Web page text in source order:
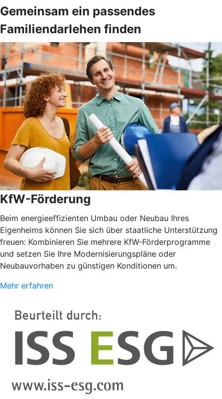
Gemeinsam ein passendes
Familiendarlehen finden
KfW-Förderung
Beim energieeffizienten Umbau oder Neubau Ihres
Eigenheims können Sie sich über staatliche Unterstützung
freuen: Kombinieren Sie mehrere KfW-Förderprogramme
und setzen Sie Ihre Modernisierungspläne oder
Neubauvorhaben zu günstigen Konditionen um.
Mehr erfahren